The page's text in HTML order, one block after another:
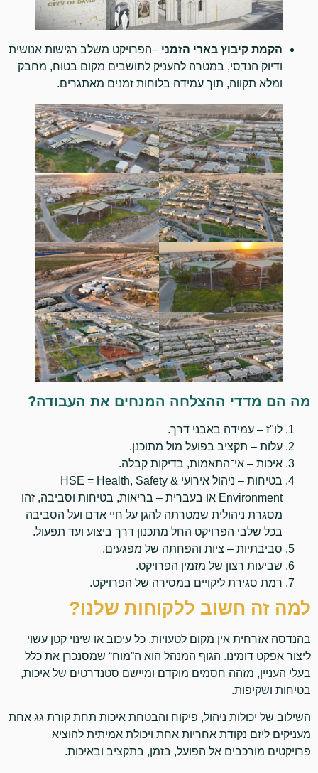
הקמת קיבוץ בארי הזמני –הפרויקט משלב רגישות אנושית
ודיוק הנדסי, במטרה להעניק לתושבים מקום בטוח, מחבק
ומלא תקווה, תוך עמידה בלוחות זמנים מאתגרים.
מה הם מדדי ההצלחה המנחים את העבודה?
לו"ז – עמידה באבני דרך.
עלות – תקציב בפועל מול מתוכנן.
איכות – אי־התאמות, בדיקות קבלה.
בטיחות – ניהול אירועי HSE = Health, Safety &
Environment או בעברית – בריאות, בטיחות וסביבה, זהו
מסגרת ניהולית שמטרתה להגן על חיי אדם ועל הסביבה
בכל שלבי הפרויקט החל מתכנון דרך ביצוע ועד תפעול.
סביבתיות – ציות והפחתה של מפגעים.
שביעות רצון של מזמין הפרויקט.
רמת סגירת ליקויים במסירה של הפרויקט.
למה זה חשוב ללקוחות שלנו?
בהנדסה אזרחית אין מקום לטעויות, כל עיכוב או שינוי קטן עשוי
ליצור אפקט דומינו. הגוף המנהל הוא ה”מוח“ שמסנכרן את כלל
בעלי העניין, מזהה חסמים מוקדם ומיישם סטנדרטים של איכות,
בטיחות ושקיפות.
השילוב של יכולות ניהול, פיקוח והבטחת איכות תחת קורת גג אחת
מעניקים ליזם נקודת אחריות אחת ויכולת אמיתית להוציא
פרויקטים מורכבים אל הפועל, בזמן, בתקציב ובאיכות.